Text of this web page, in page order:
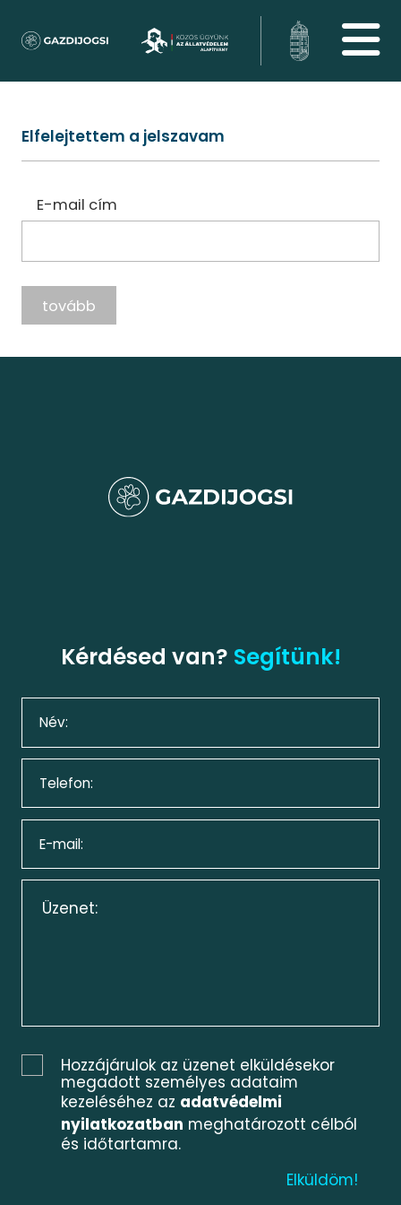
Elfelejtettem a jelszavam
E-mail cím
Kérdésed van? Segítünk!
Hozzájárulok az üzenet elküldésekor
megadott személyes adataim
kezeléséhez az adatvédelmi
nyilatkozatban meghatározott célból
és időtartamra.